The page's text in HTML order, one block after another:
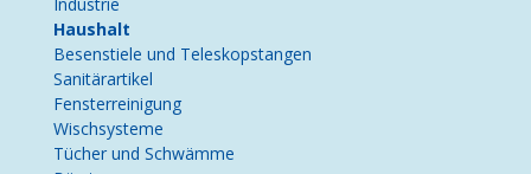
Haushalt
Besenstiele und Teleskopstangen
Sanitärartikel
Fensterreinigung
Wischsysteme
Tücher und Schwämme